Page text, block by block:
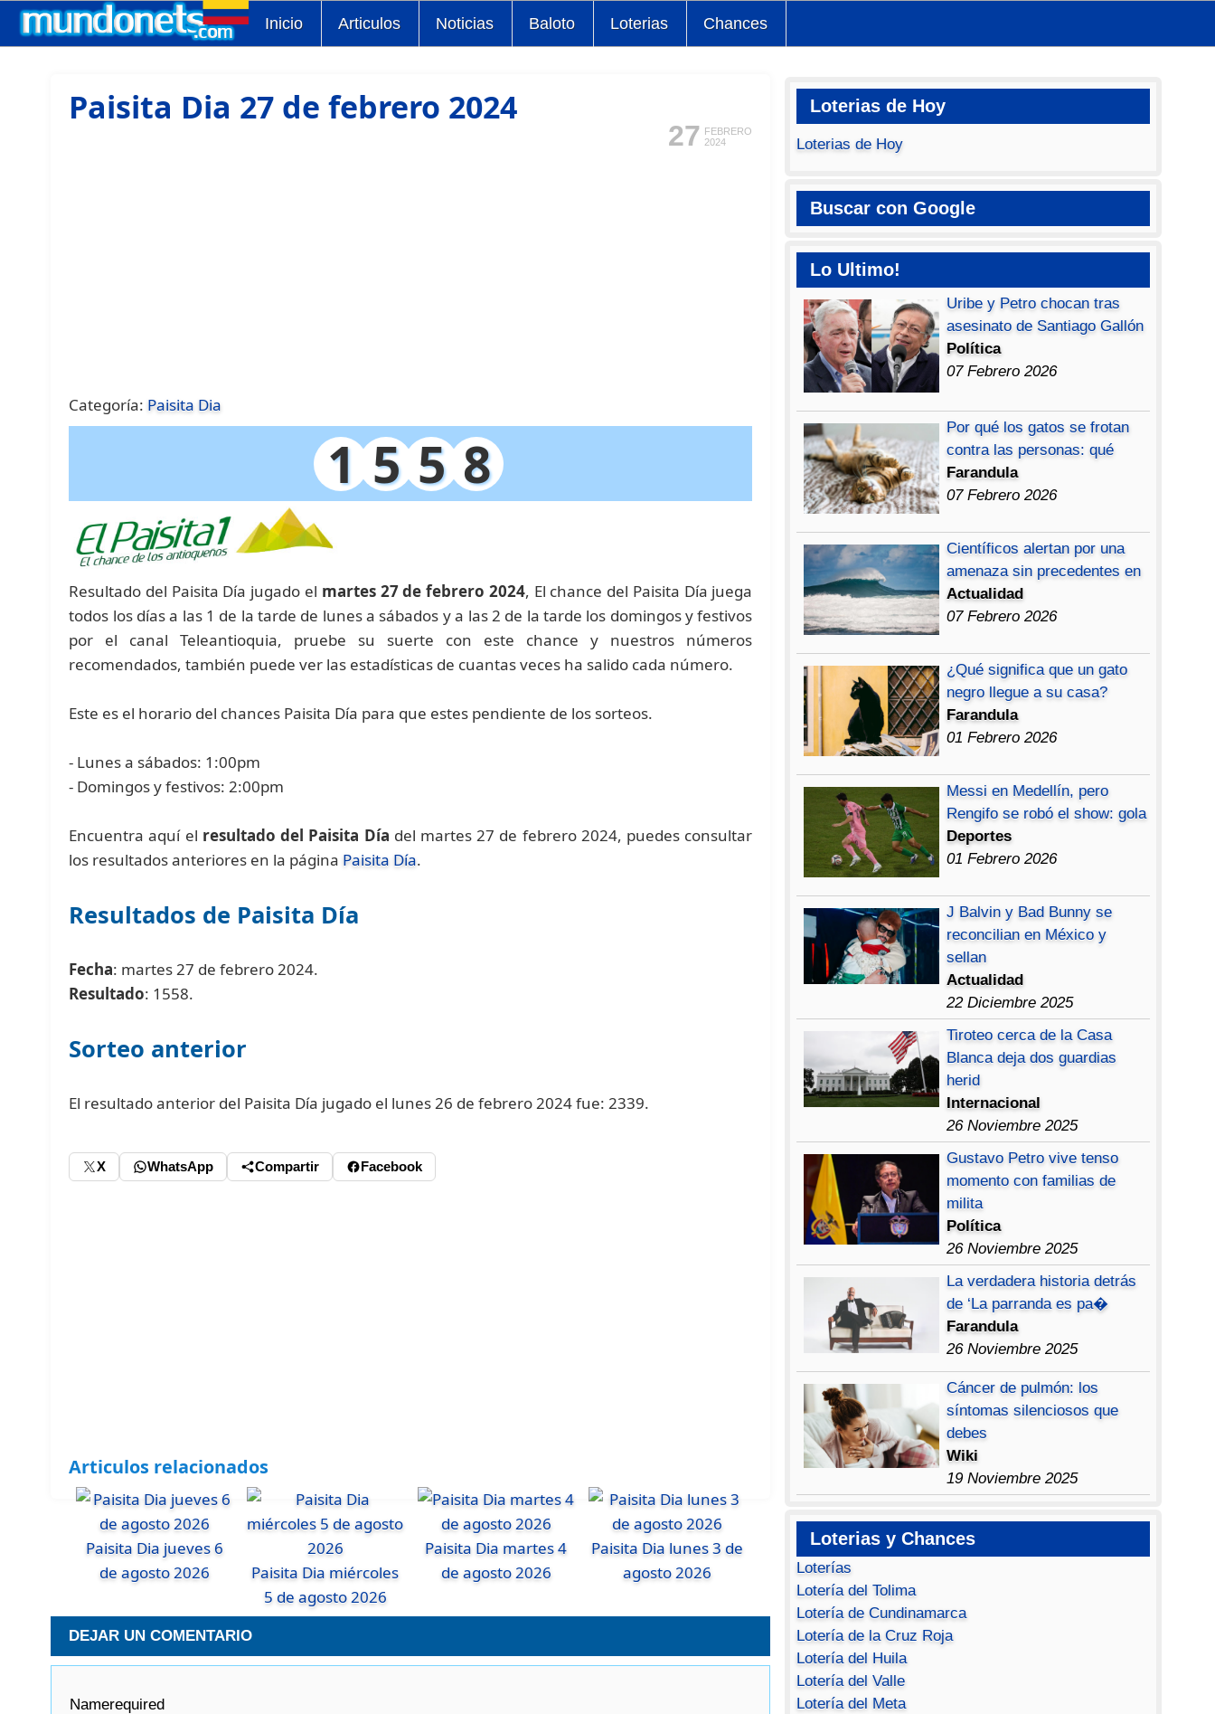
Inicio Articulos Noticias Baloto Loterias Chances
Paisita Dia 27 de febrero 2024
27 FEBRERO
2024
Categoría: Paisita Dia
1 5 5 8
Resultado del Paisita Día jugado el martes 27 de febrero 2024, El chance del Paisita Día juega
todos los días a las 1 de la tarde de lunes a sábados y a las 2 de la tarde los domingos y festivos
por el canal Teleantioquia, pruebe su suerte con este chance y nuestros números
recomendados, también puede ver las estadísticas de cuantas veces ha salido cada número.
Este es el horario del chances Paisita Día para que estes pendiente de los sorteos.
- Lunes a sábados: 1:00pm
- Domingos y festivos: 2:00pm
Encuentra aquí el resultado del Paisita Día del martes 27 de febrero 2024, puedes consultar
los resultados anteriores en la página Paisita Día.
Resultados de Paisita Día
Fecha: martes 27 de febrero 2024.
Resultado: 1558.
Sorteo anterior
El resultado anterior del Paisita Día jugado el lunes 26 de febrero 2024 fue: 2339.
X WhatsApp Compartir Facebook
Articulos relacionados
Paisita Dia jueves 6
de agosto 2026
Paisita Dia miércoles
5 de agosto 2026
Paisita Dia martes 4
de agosto 2026
Paisita Dia lunes 3 de
agosto 2026
DEJAR UN COMENTARIO
Namerequired
Loterias de Hoy
Loterias de Hoy
Buscar con Google
Lo Ultimo!
Uribe y Petro chocan tras
asesinato de Santiago Gallón
Política
07 Febrero 2026
Por qué los gatos se frotan
contra las personas: qué
Farandula
07 Febrero 2026
Científicos alertan por una
amenaza sin precedentes en
Actualidad
07 Febrero 2026
¿Qué significa que un gato
negro llegue a su casa?
Farandula
01 Febrero 2026
Messi en Medellín, pero
Rengifo se robó el show: gola
Deportes
01 Febrero 2026
J Balvin y Bad Bunny se
reconcilian en México y
sellan
Actualidad
22 Diciembre 2025
Tiroteo cerca de la Casa
Blanca deja dos guardias
herid
Internacional
26 Noviembre 2025
Gustavo Petro vive tenso
momento con familias de
milita
Política
26 Noviembre 2025
La verdadera historia detrás
de ‘La parranda es pa�
Farandula
26 Noviembre 2025
Cáncer de pulmón: los
síntomas silenciosos que
debes
Wiki
19 Noviembre 2025
Loterias y Chances
Loterías
Lotería del Tolima
Lotería de Cundinamarca
Lotería de la Cruz Roja
Lotería del Huila
Lotería del Valle
Lotería del Meta